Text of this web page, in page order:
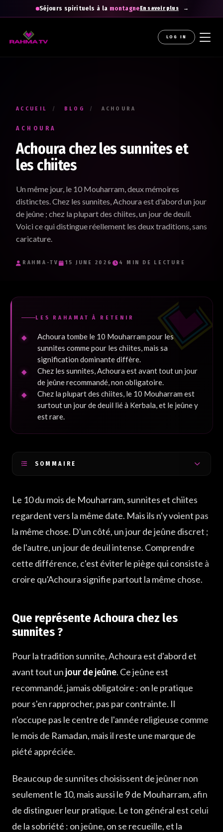
Séjours spirituels à la montagneEn savoir plus
LOG IN
ACCUEIL / BLOG / ACHOURA
ACHOURA
Achoura chez les sunnites et
les chiites
Un même jour, le 10 Mouharram, deux mémoires
distinctes. Chez les sunnites, Achoura est d'abord un jour
de jeûne ; chez la plupart des chiites, un jour de deuil.
Voici ce qui distingue réellement les deux traditions, sans
caricature.
RAHMA-TV 15 JUNE 2026 4 MIN DE LECTURE
LES RAHAMAT À RETENIR
Achoura tombe le 10 Mouharram pour les
sunnites comme pour les chiites, mais sa
signification dominante diffère.
Chez les sunnites, Achoura est avant tout un jour
de jeûne recommandé, non obligatoire.
Chez la plupart des chiites, le 10 Mouharram est
surtout un jour de deuil lié à Kerbala, et le jeûne y
est rare.
SOMMAIRE
Que représente Achoura chez les chiites ?
Les chiites jeûnent-ils le jour d'Achoura ?
Qu'est-ce qui rassemble malgré tout les deux traditions ?
Le 10 du mois de Mouharram, sunnites et chiites
regardent vers la même date. Mais ils n'y voient pas
la même chose. D'un côté, un jour de jeûne discret ;
de l'autre, un jour de deuil intense. Comprendre
cette différence, c'est éviter le piège qui consiste à
croire qu'Achoura signifie partout la même chose.
Que représente Achoura chez les
sunnites ?
Pour la tradition sunnite, Achoura est d'abord et
avant tout un jour de jeûne. Ce jeûne est
recommandé, jamais obligatoire : on le pratique
pour s'en rapprocher, pas par contrainte. Il
n'occupe pas le centre de l'année religieuse comme
le mois de Ramadan, mais il reste une marque de
piété appréciée.
Beaucoup de sunnites choisissent de jeûner non
seulement le 10, mais aussi le 9 de Mouharram, afin
de distinguer leur pratique. Le ton général est celui
de la sobriété : on jeûne, on se recueille, et la
apprendre comprendreetcheminer
Votre prénom *
Renseignez votre adresse email. Ex. : abc@xyz.com
Je souhaite recevoir les e-mails inspirants de RaHma-TV et
j'accepte la politique de confidentialité.